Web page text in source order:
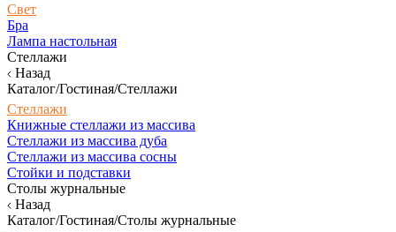
Свет
Бра
Лампа настольная
Стеллажи
Назад
Каталог/Гостиная/Стеллажи
Стеллажи
Книжные стеллажи из массива
Стеллажи из массива дуба
Стеллажи из массива сосны
Стойки и подставки
Столы журнальные
Назад
Каталог/Гостиная/Столы журнальные